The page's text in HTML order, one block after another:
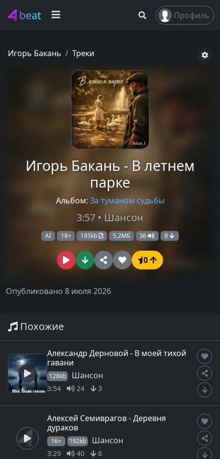
beat Профиль
Игорь Бакань Треки
Игорь Бакань - В летнем
парке
Альбом: За туманом судьбы
3:57 • Шансон
AI 18+ 185kb 5,2МБ 36 8
0
Опубликовано 8 июля 2026
Похожие
Александр Дерновой - В моей тихой
гавани
128kb Шансон
3:54 24 3
Алексей Семиврагов - Деревня
дураков
16+ 192kb Шансон
3:29 40 6